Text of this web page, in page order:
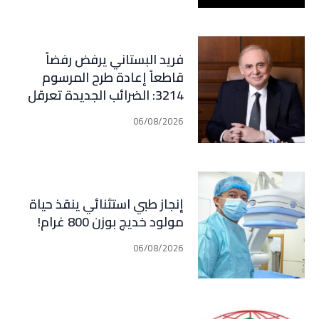
فريد البستاني يرفض رفضاً
قاطعاً إعادة طرح المرسوم
3214: الضرائب الجديدة تعرقل
التعافي الاقتصادي وتناقض
مبدأ الشراكة
06/08/2026
إنجاز طبي استثنائي ينقذ حياة
مولود خديج بوزن 800 غرام!
06/08/2026